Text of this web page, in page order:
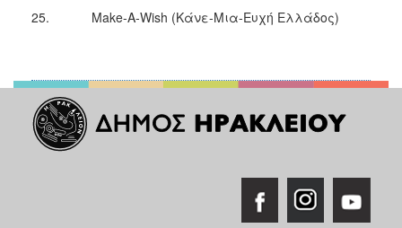
25.
Make-A-Wish (Κάνε-Μια-Ευχή Ελλάδος)